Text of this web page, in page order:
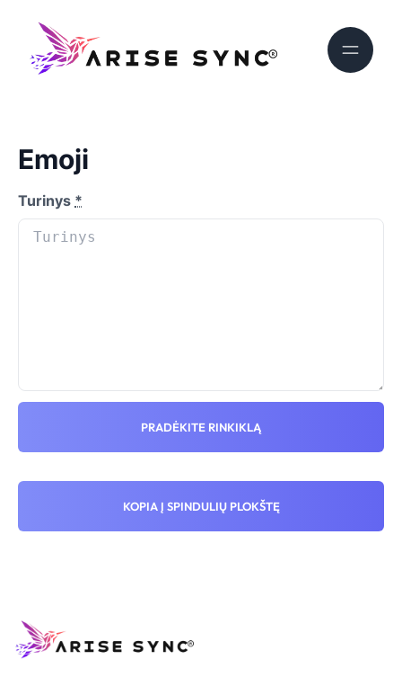
Emoji
Turinys *
PRADĖKITE RINKIKLĄ
KOPIA Į SPINDULIŲ PLOKŠTĘ